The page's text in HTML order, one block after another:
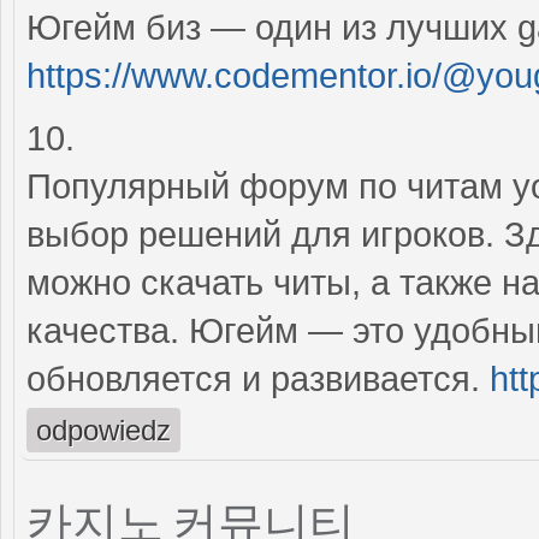
Югейм биз — один из лучших
https://www.codementor.io/
10.
Популярный форум по читам
выбор решений для игроков.
можно скачать читы, а также
качества. Югейм — это
обновляется и развивается.
odpowiedz
카지노 커뮤니티